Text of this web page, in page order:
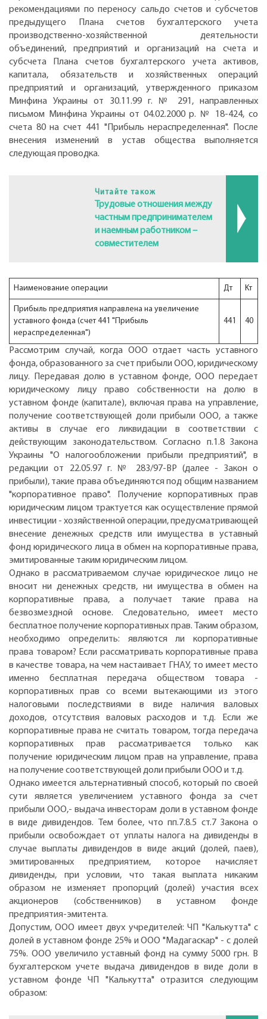
рекомендациями по переносу сальдо счетов и субсчетов
предыдущего Плана счетов бухгалтерского учета
производственно-хозяйственной деятельности
объединений, предприятий и организаций на счета и
субсчета Плана счетов бухгалтерского учета активов,
капитала, обязательств и хозяйственных операций
предприятий и организаций, утвержденного приказом
Минфина Украины от 30.11.99 г. № 291, направленных
письмом Минфина Украины от 04.02.2000 р. № 18-424, со
счета 80 на счет 441 "Прибыль нераспределенная". После
внесения изменений в устав общества выполняется
следующая проводка.
Читайте також
Трудовые отношения между
частным предпринимателем
и наемным работником –
совместителем
Наименование операции Дт Kт
Прибыль предприятия направлена на увеличение
уставного фонда (счет 441 "Прибыль
нераспределенная")
441 40
Рассмотрим случай, когда ООО отдает часть уставного
фонда, образованного за счет прибыли ООО, юридическому
лицу. Передавая долю в уставном фонде, ООО передает
юридическому лицу право собственности на долю в
уставном фонде (капитале), включая права на управление,
получение соответствующей доли прибыли ООО, а также
активы в случае его ликвидации в соответствии с
действующим законодательством. Согласно п.1.8 Закона
Украины "О налогообложении прибыли предприятий", в
редакции от 22.05.97 г. № 283/97-ВР (далее - Закон о
прибыли), такие права объединяются под общим названием
"корпоративное право". Получение корпоративных прав
юридическим лицом трактуется как осуществление прямой
инвестиции - хозяйственной операции, предусматривающей
внесение денежных средств или имущества в уставный
фонд юридического лица в обмен на корпоративные права,
эмитированные таким юридическим лицом.
Однако в рассматриваемом случае юридическое лицо не
вносит ни денежных средств, ни имущества в обмен на
корпоративные права, а получает такие права на
безвозмездной основе. Следовательно, имеет место
бесплатное получение корпоративных прав. Таким образом,
необходимо определить: являются ли корпоративные
права товаром? Если рассматривать корпоративные права
в качестве товара, на чем настаивает ГНАУ, то имеет место
именно бесплатная передача обществом товара -
корпоративных прав со всеми вытекающими из этого
налоговыми последствиями в виде наличия валовых
доходов, отсутствия валовых расходов и т.д. Если же
корпоративные права не считать товаром, тогда передача
корпоративных прав рассматривается только как
получение юридическим лицом прав на управление, права
на получение соответствующей доли прибыли ООО и т.д.
Однако имеется альтернативный способ, который по своей
сути является увеличением уставного фонда за счет
прибыли ООО,- выдача инвесторам доли в уставном фонде
в виде дивидендов. Тем более, что пп.7.8.5 ст.7 Закона о
прибыли освобождает от уплаты налога на дивиденды в
случае выплаты дивидендов в виде акций (долей, паев),
эмитированных предприятием, которое начисляет
дивиденды, при условии, что такая выплата никаким
образом не изменяет пропорций (долей) участия всех
акционеров (собственников) в уставном фонде
предприятия-эмитента.
Допустим, ООО имеет двух учредителей: ЧП "Калькутта" с
долей в уставном фонде 25% и ООО "Мадагаскар" - с долей
75%. ООО увеличило уставный фонд на сумму 5000 грн. В
бухгалтерском учете выдача дивидендов в виде доли в
уставном фонде ЧП "Калькутта" отразится следующим
образом: